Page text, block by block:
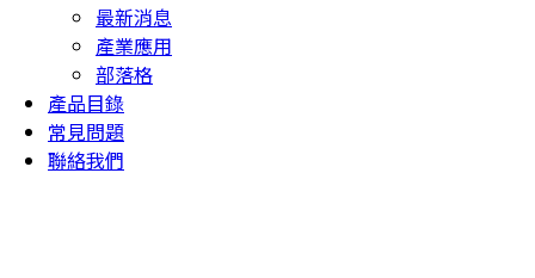
最新消息
產業應用
部落格
產品目錄
常見問題
聯絡我們